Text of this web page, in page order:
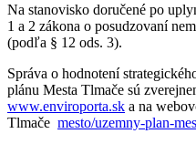
Na stanovisko doručené po
1 a 2 zákona o posudzovaní
(podľa § 12 ods. 3).
Správa o hodnotení
plánu Mesta Tlmače sú
www.enviroporta.sk a na
Tlmače mesto/uzemny-plan-